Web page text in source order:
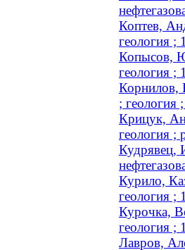
Коптев,
геология
Копысов,
геология
Корнилов,
;
Крицук,
геология ;
Кудрявец,
Курило,
геология
Курочка,
геология
Лавров,